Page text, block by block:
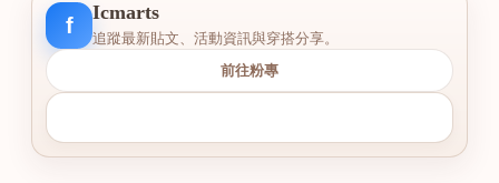
f
Icmarts
追蹤最新貼文、活動資訊與穿搭分享。
前往粉專